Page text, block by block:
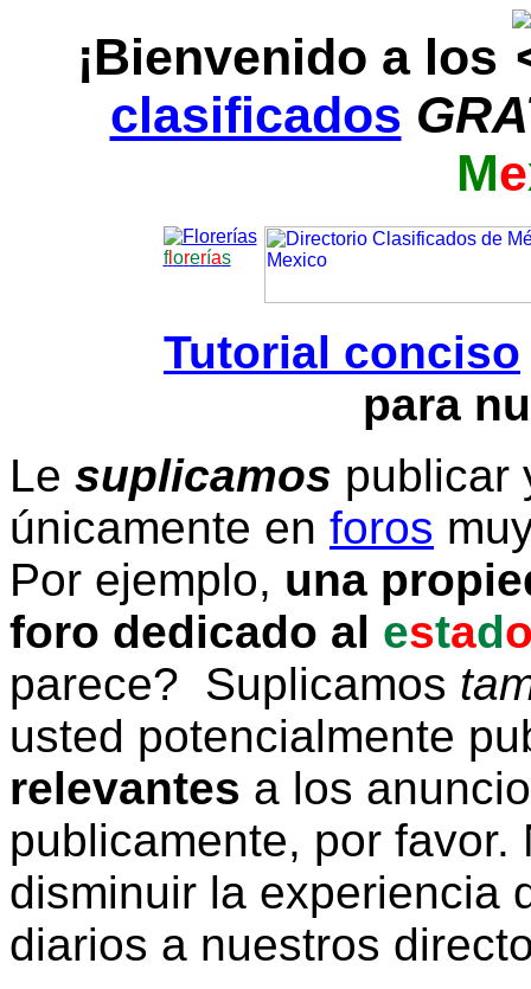
¡Bienvenido a los
clasificados
Me
florerías
Tutorial conciso
para
Le suplicamos publicar
únicamente en foros
Por ejemplo, una
foro dedicado al estad
parece? Suplicamos
usted potencialmente
relevantes a los
publicamente, por
disminuir la experiencia
diarios a nuestros